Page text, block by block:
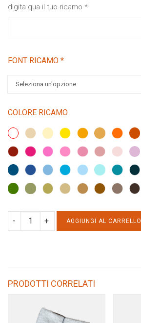
digita qua il tuo ricamo *
FONT RICAMO *
COLORE RICAMO
GREMBIO
DA
quantity
AGGIUNGI AL CARRELLO
PRODOTTI CORRELATI